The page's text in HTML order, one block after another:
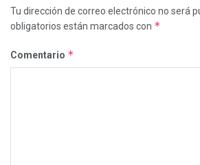
Tu dirección de correo electrónico no será
obligatorios están marcados con *
Comentario *